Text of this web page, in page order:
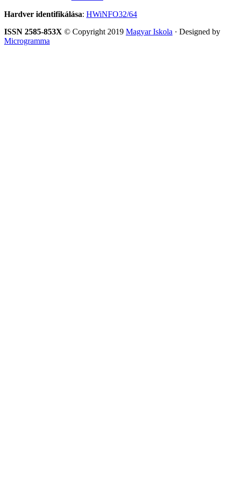
Hardver identifikálása: HWiNFO32/64
ISSN 2585-853X © Copyright 2019 Magyar Iskola · Designed by
Microgramma